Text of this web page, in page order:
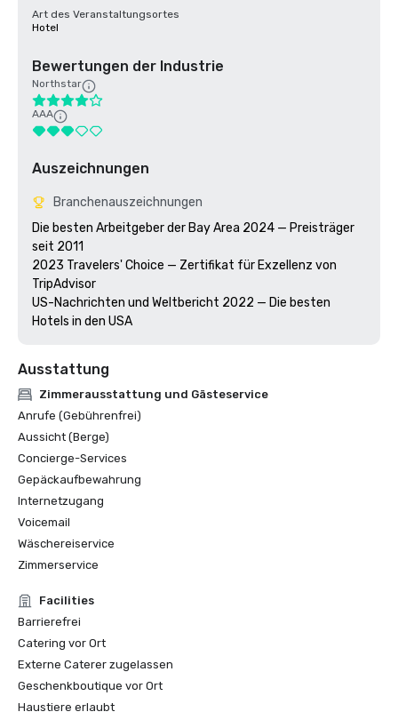
Art des Veranstaltungsortes
Hotel
Bewertungen der Industrie
Northstar
AAA
Auszeichnungen
Branchenauszeichnungen
Die besten Arbeitgeber der Bay Area 2024 — Preisträger
seit 2011
2023 Travelers' Choice — Zertifikat für Exzellenz von
TripAdvisor
US-Nachrichten und Weltbericht 2022 — Die besten
Hotels in den USA
Ausstattung
Zimmerausstattung und Gästeservice
Anrufe (Gebührenfrei)
Aussicht (Berge)
Concierge-Services
Gepäckaufbewahrung
Internetzugang
Voicemail
Wäschereiservice
Zimmerservice
Facilities
Barrierefrei
Catering vor Ort
Externe Caterer zugelassen
Geschenkboutique vor Ort
Haustiere erlaubt